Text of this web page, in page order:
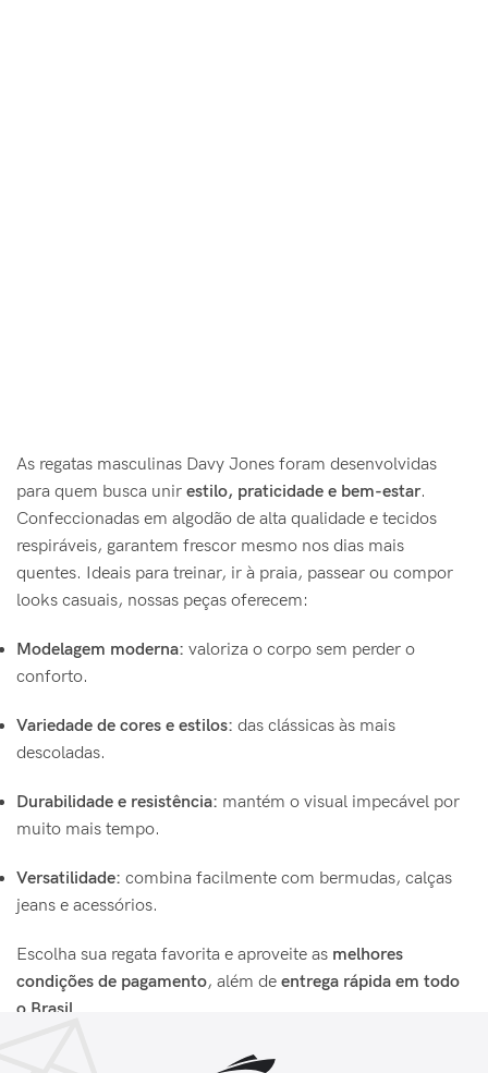
As regatas masculinas Davy Jones foram desenvolvidas
para quem busca unir estilo, praticidade e bem-estar.
Confeccionadas em algodão de alta qualidade e tecidos
respiráveis, garantem frescor mesmo nos dias mais
quentes. Ideais para treinar, ir à praia, passear ou compor
looks casuais, nossas peças oferecem:
Modelagem moderna: valoriza o corpo sem perder o
conforto.
Variedade de cores e estilos: das clássicas às mais
descoladas.
Durabilidade e resistência: mantém o visual impecável por
muito mais tempo.
Versatilidade: combina facilmente com bermudas, calças
jeans e acessórios.
Escolha sua regata favorita e aproveite as melhores
condições de pagamento, além de entrega rápida em todo
o Brasil